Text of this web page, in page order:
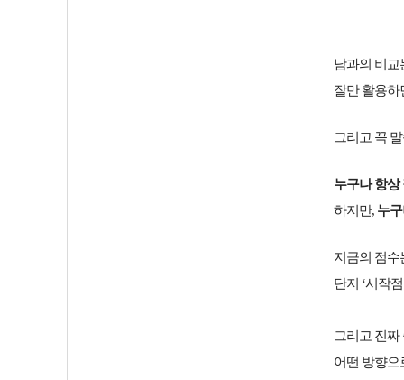
남과의 비교
잘만 활용하
그리고 꼭
누구나 항상
하지만, 누
지금의 점수
단지 ‘시작
그리고 진짜
어떤 방향으